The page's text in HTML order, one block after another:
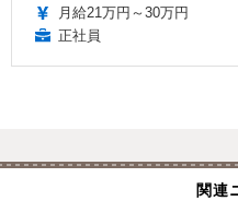
月給21万円～30万円
正社員
関連